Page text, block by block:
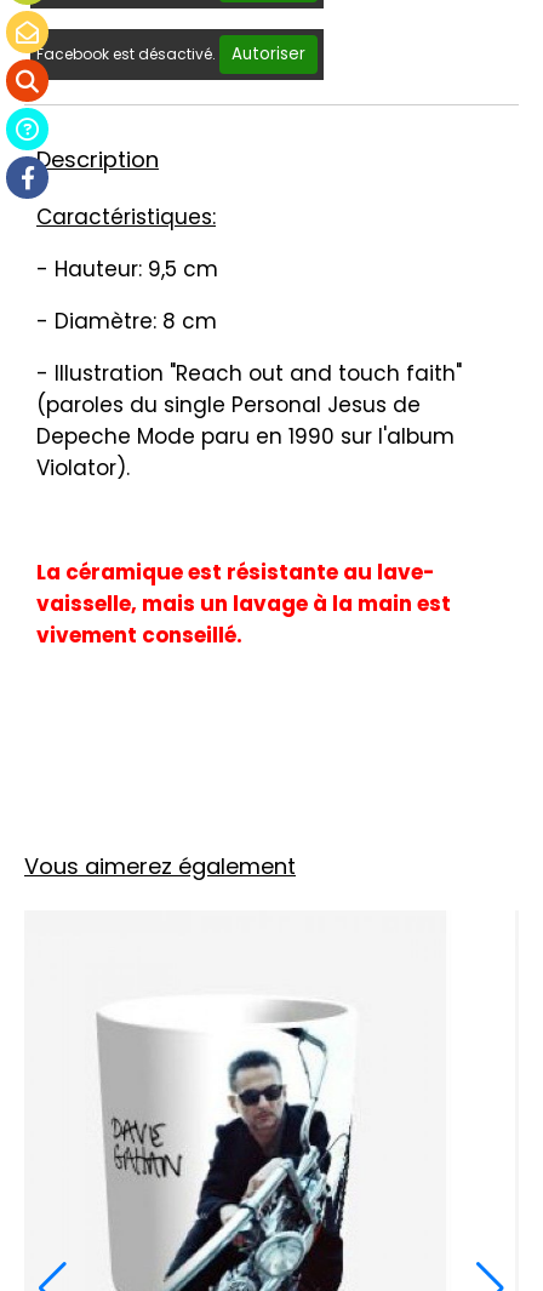
Facebook est désactivé. Autoriser
Description
Caractéristiques:
- Hauteur: 9,5 cm
- Diamètre: 8 cm
- Illustration "Reach out and touch faith"
(paroles du single Personal Jesus de
Depeche Mode paru en 1990 sur l'album
Violator).
La céramique est résistante au lave-
vaisselle, mais un lavage à la main est
vivement conseillé.
Vous aimerez également